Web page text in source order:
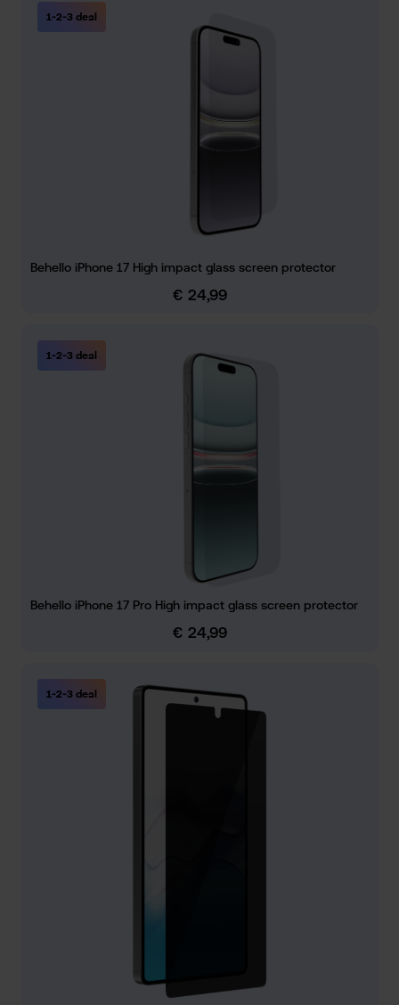
1-2-3 deal
Behello iPhone 17 High impact glass screen protector
Normale prijs:
€ 24,99
1-2-3 deal
Behello iPhone 17 Pro High impact glass screen protector
Normale prijs:
€ 24,99
1-2-3 deal